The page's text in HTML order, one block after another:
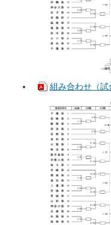
組み合わせ（試